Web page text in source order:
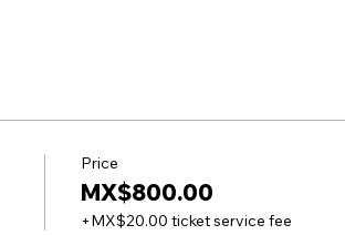
Price
MX$800.00
+MX$20.00 ticket service fee